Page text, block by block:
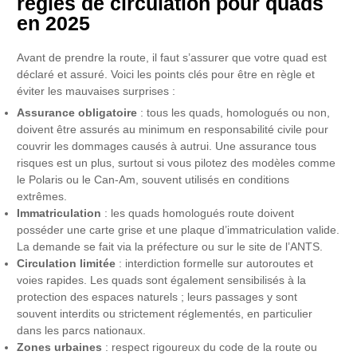
en 2025
Avant de prendre la route, il faut s’assurer que votre quad est
déclaré et assuré. Voici les points clés pour être en règle et
éviter les mauvaises surprises :
Assurance obligatoire : tous les quads, homologués ou non,
doivent être assurés au minimum en responsabilité civile pour
couvrir les dommages causés à autrui. Une assurance tous
risques est un plus, surtout si vous pilotez des modèles comme
le Polaris ou le Can-Am, souvent utilisés en conditions
extrêmes.
Immatriculation : les quads homologués route doivent
posséder une carte grise et une plaque d’immatriculation valide.
La demande se fait via la préfecture ou sur le site de l’ANTS.
Circulation limitée : interdiction formelle sur autoroutes et
voies rapides. Les quads sont également sensibilisés à la
protection des espaces naturels ; leurs passages y sont
souvent interdits ou strictement réglementés, en particulier
dans les parcs nationaux.
Zones urbaines : respect rigoureux du code de la route ou